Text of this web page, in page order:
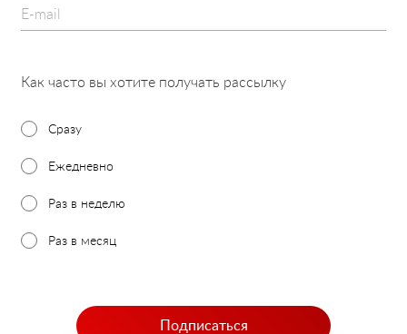
E-mail
Как часто вы хотите получать рассылку
Сразу
Ежедневно
Раз в неделю
Раз в месяц
Подписаться